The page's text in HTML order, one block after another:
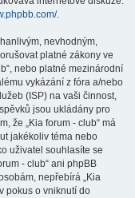
.
nevhodným,
platné zákony ve
nebo platné mezinárodní
vykázání z fóra a/nebo
(ISP) na vaši činnost,
jsou ukládány pro
že „Kia forum - club“ má
jakékoliv téma nebo
uživatel souhlasíte se
- club“ ani phpBB
nepřebírá „Kia
pokus o vniknutí do